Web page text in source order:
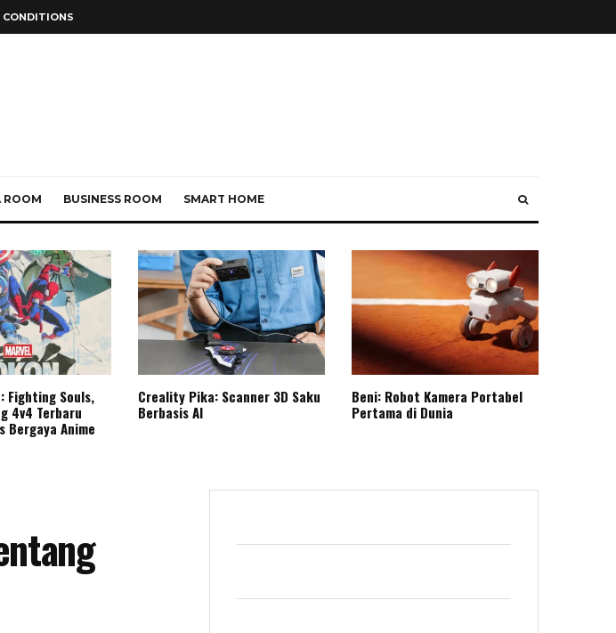
CONDITIONS
ROOM BUSINESS ROOM SMART HOME
Fighting Souls,
4v4 Terbaru
Bergaya Anime
Creality Pika: Scanner 3D Saku
Berbasis AI
Beni: Robot Kamera Portabel
Pertama di Dunia